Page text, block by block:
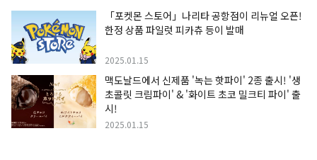
「포켓몬 스토어」나리타 공항점이 리뉴얼 오픈!
한정 상품 파일럿 피카츄 등이 발매
2025.01.15
맥도날드에서 신제품 '녹는 핫파이' 2종 출시! '생
초콜릿 크림파이' & '화이트 초코 밀크티 파이' 출
시!
2025.01.15